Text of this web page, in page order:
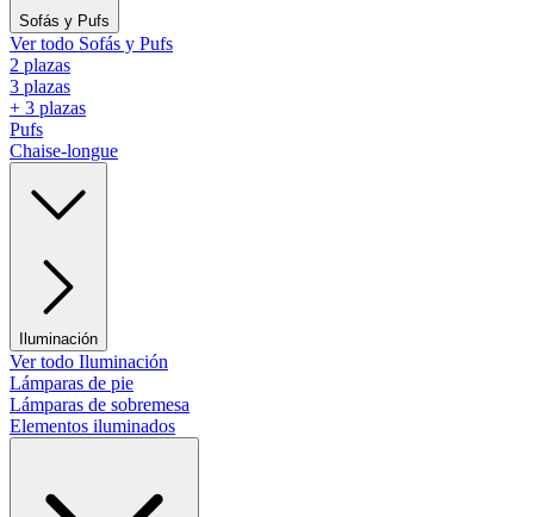
Sofás y Pufs
Ver todo Sofás y Pufs
2 plazas
3 plazas
+ 3 plazas
Pufs
Chaise-longue
Iluminación
Ver todo Iluminación
Lámparas de pie
Lámparas de sobremesa
Elementos iluminados